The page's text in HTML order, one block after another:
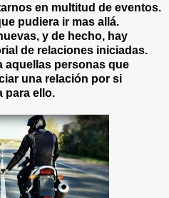
en multitud de eventos.
pudiera ir mas allá.
y de hecho, hay
de relaciones iniciadas.
aquellas personas que
una relación por si
para ello.